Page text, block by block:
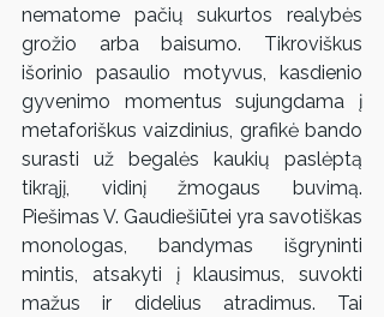
nematome pačių sukurtos realybės
grožio arba baisumo. Tikroviškus
išorinio pasaulio motyvus, kasdienio
gyvenimo momentus sujungdama į
metaforiškus vaizdinius, grafikė bando
surasti už begalės kaukių paslėptą
tikrąjį, vidinį žmogaus buvimą.
Piešimas V. Gaudiešiūtei yra savotiškas
monologas, bandymas išgryninti
mintis, atsakyti į klausimus, suvokti
mažus ir didelius atradimus. Tai